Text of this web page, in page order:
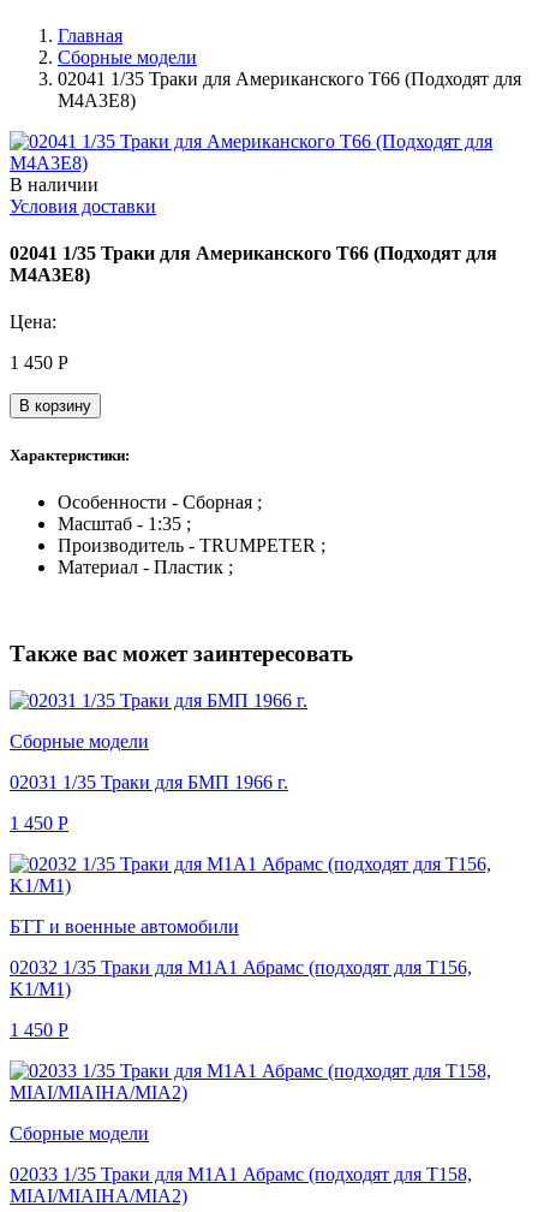
Главная
Сборные модели
02041 1/35 Траки для Американского T66 (Подходят для
M4A3E8)
В наличии
Условия доставки
02041 1/35 Траки для Американского T66 (Подходят для
M4A3E8)
Цена:
1 450 Р
В корзину
Характеристики:
Особенности - Сборная ;
Масштаб - 1:35 ;
Производитель - TRUMPETER ;
Материал - Пластик ;
Также вас может заинтересовать
Сборные модели
02031 1/35 Траки для БМП 1966 г.
1 450 Р
БТТ и военные автомобили
02032 1/35 Траки для M1A1 Абрамс (подходят для Т156,
K1/M1)
1 450 Р
Сборные модели
02033 1/35 Траки для M1A1 Абрамс (подходят для Т158,
MIAI/MIAIHA/MIA2)